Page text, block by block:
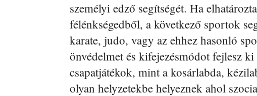
személyi edző segítségét. Ha
félénkségedből, a következő sportok
karate, judo, vagy az ehhez hasonló
önvédelmet és kifejezésmódot fejlesz
csapatjátékok, mint a kosárlabda,
olyan helyzetekbe helyeznek ahol